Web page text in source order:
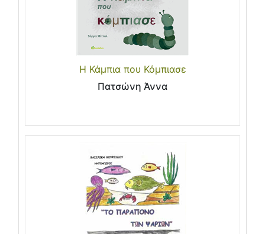
Η Κάμπια που Κόμπιασε
Πατσώνη Άννα